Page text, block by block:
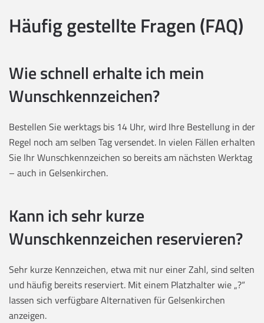
Häufig gestellte Fragen (FAQ)
Wie schnell erhalte ich mein
Wunschkennzeichen?
Bestellen Sie werktags bis 14 Uhr, wird Ihre Bestellung in der
Regel noch am selben Tag versendet. In vielen Fällen erhalten
Sie Ihr Wunschkennzeichen so bereits am nächsten Werktag
– auch in Gelsenkirchen.
Kann ich sehr kurze
Wunschkennzeichen reservieren?
Sehr kurze Kennzeichen, etwa mit nur einer Zahl, sind selten
und häufig bereits reserviert. Mit einem Platzhalter wie „?“
lassen sich verfügbare Alternativen für Gelsenkirchen
anzeigen.